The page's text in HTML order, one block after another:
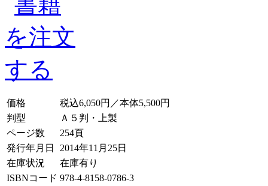
価格
税込6,050円／本体5,500円
判型
Ａ５判・上製
ページ数
254頁
発行年月日
2014年11月25日
在庫状況
在庫有り
ISBNコード 978-4-8158-0786-3